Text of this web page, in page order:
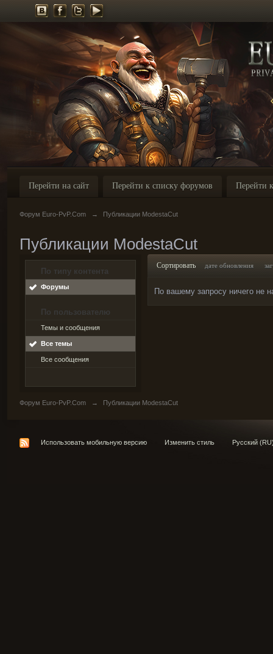
Перейти на сайт Перейти к списку форумов Перейти
Форум Euro-PvP.Com → Публикации ModestaCut
Публикации ModestaCut
По типу контента
Форумы
По пользователю
Темы и сообщения
Все темы
Все сообщения
Сортировать дате обновления
По вашему запросу ничего не
Форум Euro-PvP.Com → Публикации ModestaCut
Использовать мобильную версию Изменить стиль Русский